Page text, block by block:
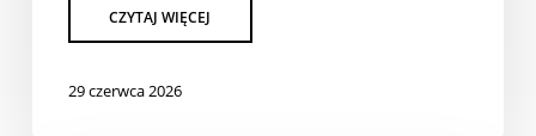
29 czerwca 2026